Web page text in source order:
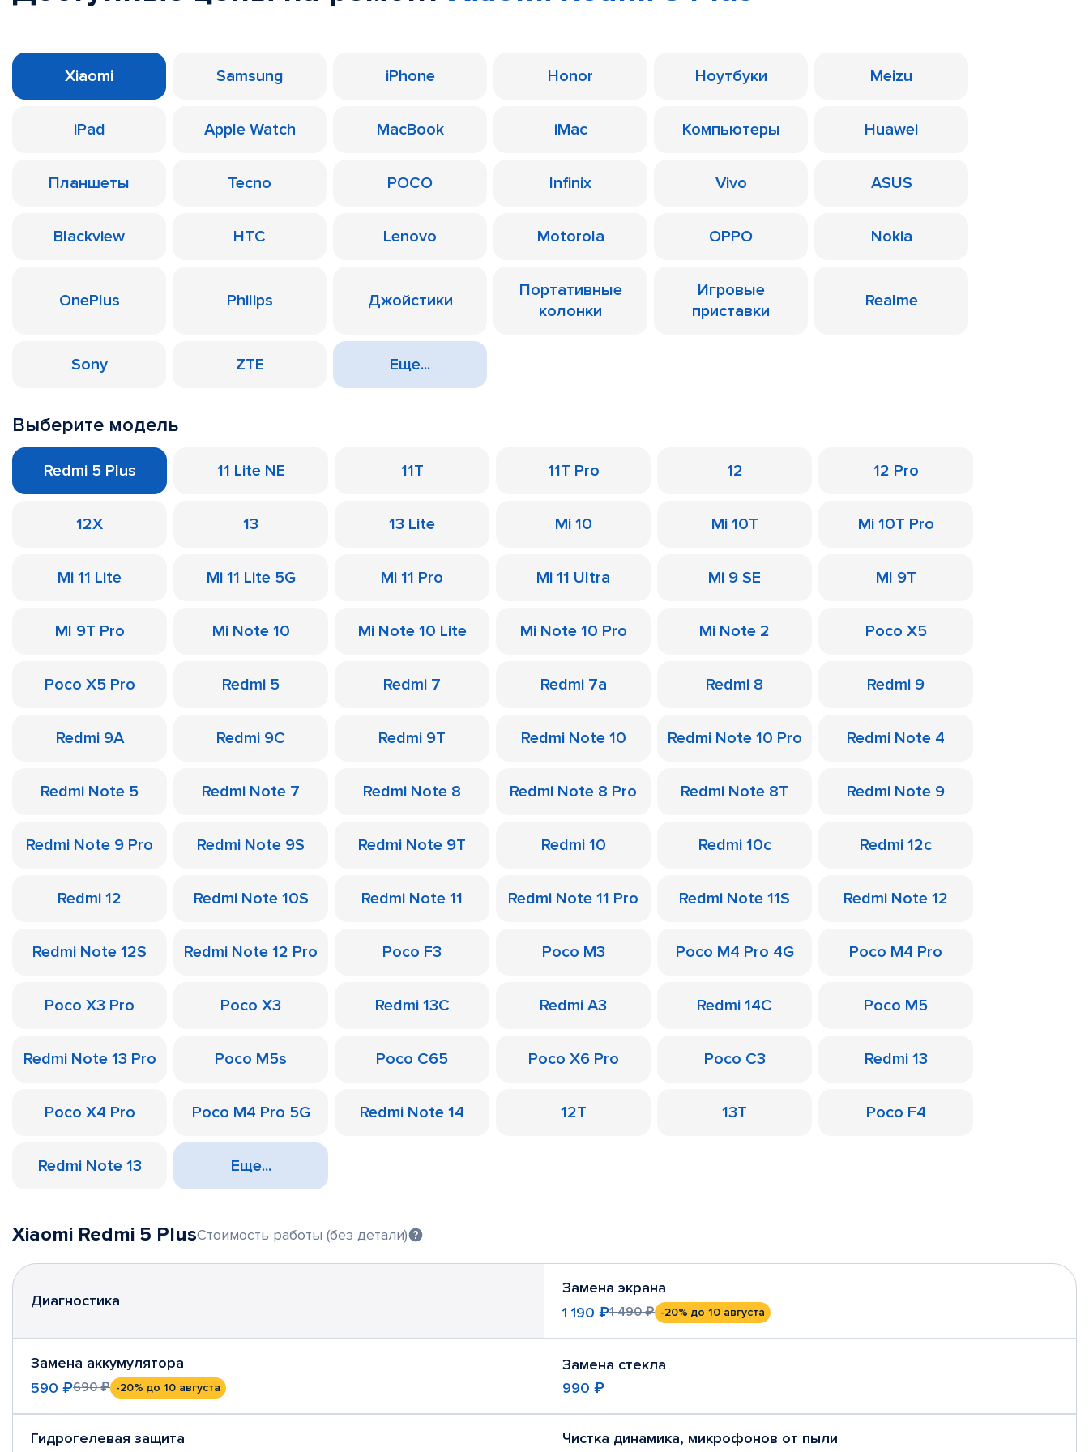
Xiaomi Samsung iPhone Honor Ноутбуки Meizu
iPad Apple Watch MacBook iMac Компьютеры Huawei
Планшеты Tecno POCO Infinix Vivo ASUS
Blackview HTC Lenovo Motorola OPPO Nokia
OnePlus Philips Джойстики
Портативные
колонки
Игровые
приставки
Realme
Sony ZTE Еще...
Выберите модель
Redmi 5 Plus 11 Lite NE 11T 11T Pro 12 12 Pro
12X 13 13 Lite Mi 10 Mi 10T Mi 10T Pro
Mi 11 Lite Mi 11 Lite 5G Mi 11 Pro Mi 11 Ultra Mi 9 SE MI 9T
MI 9T Pro Mi Note 10 Mi Note 10 Lite Mi Note 10 Pro Mi Note 2 Poco X5
Poco X5 Pro Redmi 5 Redmi 7 Redmi 7a Redmi 8 Redmi 9
Redmi 9A Redmi 9C Redmi 9T Redmi Note 10 Redmi Note 10 Pro Redmi Note 4
Redmi Note 5 Redmi Note 7 Redmi Note 8 Redmi Note 8 Pro Redmi Note 8T Redmi Note 9
Redmi Note 9 Pro Redmi Note 9S Redmi Note 9T Redmi 10 Redmi 10c Redmi 12c
Redmi 12 Redmi Note 10S Redmi Note 11 Redmi Note 11 Pro Redmi Note 11S Redmi Note 12
Redmi Note 12S Redmi Note 12 Pro Poco F3 Poco M3 Poco M4 Pro 4G Poco M4 Pro
Poco X3 Pro Poco X3 Redmi 13C Redmi A3 Redmi 14C Poco M5
Redmi Note 13 Pro Poco M5s Poco C65 Poco X6 Pro Poco C3 Redmi 13
Poco X4 Pro Poco M4 Pro 5G Redmi Note 14 12T 13T Poco F4
Redmi Note 13 Еще...
Xiaomi Redmi 5 PlusСтоимость работы (без детали)
Диагностика
Замена экрана
1 190 ₽1 490 ₽ -20% до 10 августа
Замена аккумулятора
590 ₽690 ₽ -20% до 10 августа
Замена стекла
990 ₽
Гидрогелевая защита Чистка динамика, микрофонов от пыли